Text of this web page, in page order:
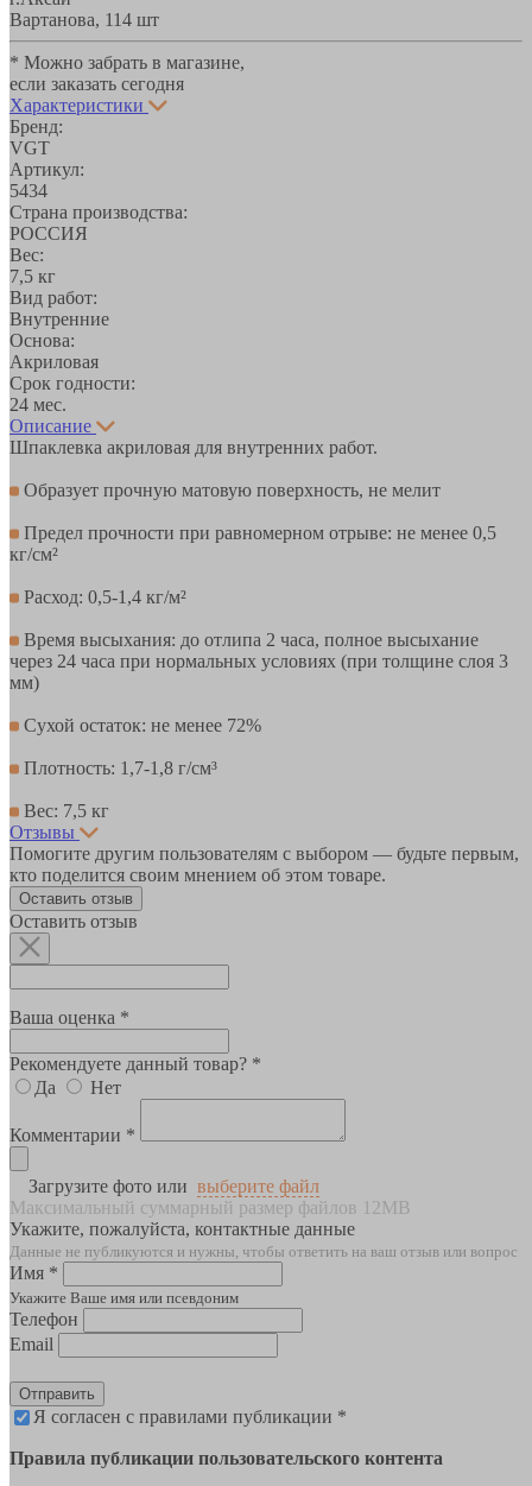
Вартанова, 114 шт
* Можно забрать в магазине,
если заказать сегодня
Характеристики
Бренд:
VGT
Артикул:
5434
Страна производства:
РОССИЯ
Вес:
7,5 кг
Вид работ:
Внутренние
Основа:
Акриловая
Срок годности:
24 мес.
Описание
Шпаклевка акриловая для внутренних работ.
Образует прочную матовую поверхность, не мелит
Предел прочности при равномерном отрыве: не менее 0,5
кг/см²
Расход: 0,5-1,4 кг/м²
Время высыхания: до отлипа 2 часа, полное высыхание
через 24 часа при нормальных условиях (при толщине слоя 3
мм)
Сухой остаток: не менее 72%
Плотность: 1,7-1,8 г/см³
Вес: 7,5 кг
Отзывы
Помогите другим пользователям с выбором — будьте первым,
кто поделится своим мнением об этом товаре.
Оставить отзыв
Оставить отзыв
Ваша оценка *
Рекомендуете данный товар? *
Да
Нет
Комментарии *
Загрузите фото или выберите файл
Максимальный суммарный размер файлов 12MB
Укажите, пожалуйста, контактные данные
Данные не публикуются и нужны, чтобы ответить на ваш отзыв или вопрос
Имя *
Укажите Ваше имя или псевдоним
Телефон
Email
Отправить
Я согласен с правилами публикации *
Правила публикации пользовательского контента